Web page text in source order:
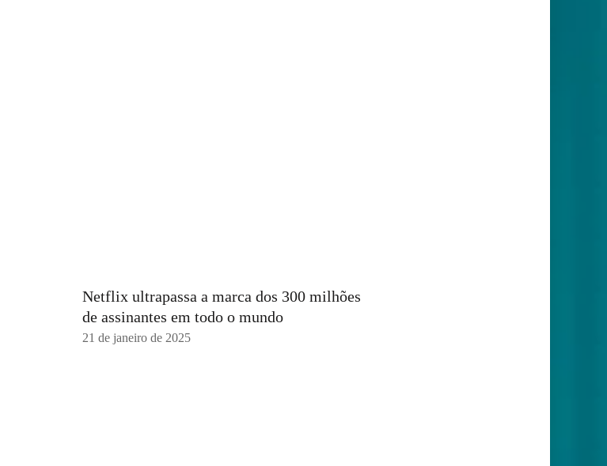
Netflix ultrapassa a marca dos 300 milhões
de assinantes em todo o mundo
21 de janeiro de 2025